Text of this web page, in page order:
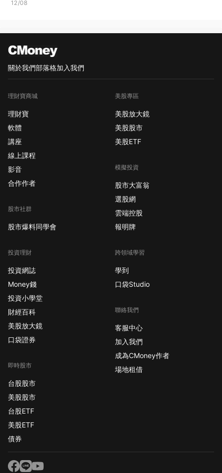
12/08
關於我們部落格加入我們
理財寶商城
理財寶
軟體
講座
線上課程
影音
合作作者
股市社群
股市爆料同學會
投資理財
投資網誌
Money錢
投資小學堂
財經百科
美股放大鏡
口袋證券
即時股市
台股股市
美股股市
台股ETF
美股ETF
債券
美股專區
美股放大鏡
美股股市
美股ETF
模擬投資
股市大富翁
選股網
雲端控股
報明牌
跨領域學習
學到
口袋Studio
聯絡我們
客服中心
加入我們
成為CMoney作者
場地租借